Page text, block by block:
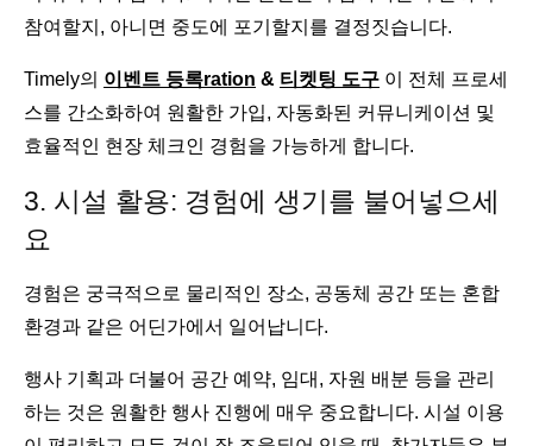
참여할지, 아니면 중도에 포기할지를 결정짓습니다.
Timely의 이벤트 등록ration & 티켓팅 도구 이 전체 프로세
스를 간소화하여 원활한 가입, 자동화된 커뮤니케이션 및
효율적인 현장 체크인 경험을 가능하게 합니다.
3. 시설 활용: 경험에 생기를 불어넣으세
요
경험은 궁극적으로 물리적인 장소, 공동체 공간 또는 혼합
환경과 같은 어딘가에서 일어납니다.
행사 기획과 더불어 공간 예약, 임대, 자원 배분 등을 관리
하는 것은 원활한 행사 진행에 매우 중요합니다. 시설 이용